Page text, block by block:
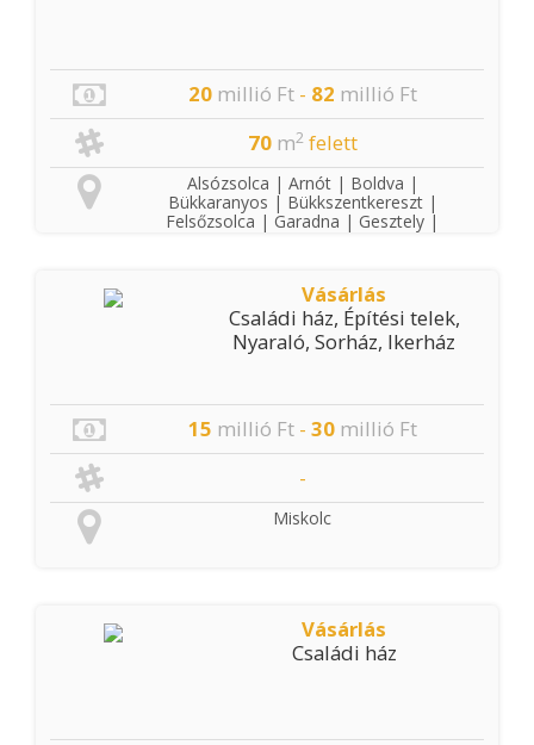
20 millió Ft- 82 millió Ft
70 m2 felett
Alsózsolca | Arnót | Boldva |
Bükkaranyos | Bükkszentkereszt |
Felsőzsolca | Garadna | Gesztely |
Hernádkak | Kisgyőr | Kistokaj | Kondó
| Sajóecseg | Sajókápolna |
Sajókeresztúr | Sajólád | Sajólászlófalva
| Sajópálfala | Sajópetri | Sajósenye |
Sajószentpéter | Sajóvámos |
Vásárlás
Családi ház, Építési telek,
Nyaraló, Sorház, Ikerház
15 millió Ft- 30 millió Ft
-
Miskolc
Vásárlás
Családi ház